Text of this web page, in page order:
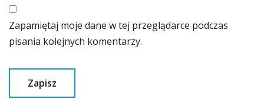
Zapamiętaj moje dane w tej przeglądarce podczas
pisania kolejnych komentarzy.